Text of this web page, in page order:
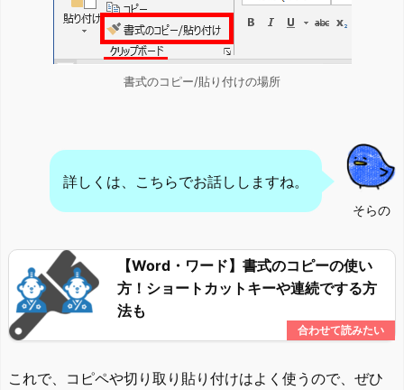
書式のコピー/貼り付けの場所
そらの
詳しくは、こちらでお話ししますね。
【Word・ワード】書式のコピーの使い
方！ショートカットキーや連続でする方
法も
これで、コピペや切り取り貼り付けはよく使うので、ぜひ